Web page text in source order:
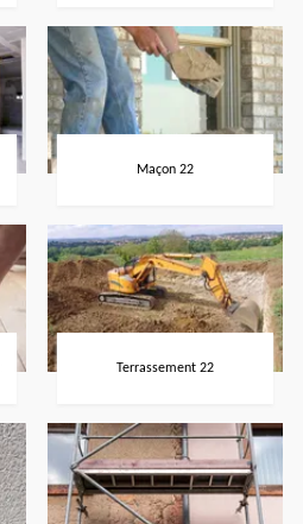
Maçon 22
Terrassement 22